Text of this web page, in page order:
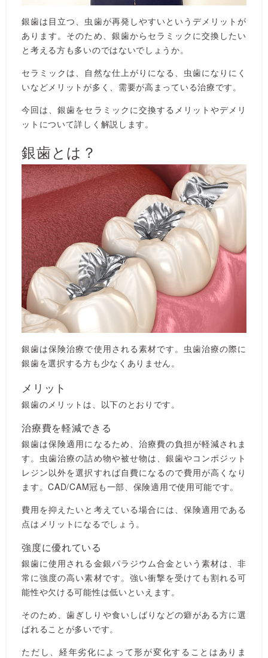
銀歯は目立つ、虫歯が再発しやすいというデメリットが
あります。そのため、銀歯からセラミックに交換したい
と考える方も多いのではないでしょうか。
セラミックは、自然な仕上がりになる、虫歯になりにく
いなどメリットが多く、需要が高まっている治療です。
今回は、銀歯をセラミックに交換するメリットやデメリ
ットについて詳しく解説します。
銀歯とは？
銀歯は保険治療で使用される素材です。虫歯治療の際に
銀歯を選択する方も少なくありません。
メリット
銀歯のメリットは、以下のとおりです。
治療費を軽減できる
銀歯は保険適用になるため、治療費の負担が軽減されま
す。虫歯治療の詰め物や被せ物は、銀歯やコンポジット
レジン以外を選択すれば自費になるので費用が高くなり
ます。CAD/CAM冠も一部、保険適用で使用可能です。
費用を抑えたいと考えている場合には、保険適用である
点はメリットになるでしょう。
強度に優れている
銀歯に使用される金銀パラジウム合金という素材は、非
常に強度の高い素材です。強い衝撃を受けても割れる可
能性や欠ける可能性は低いといえます。
そのため、歯ぎしりや食いしばりなどの癖がある方に選
ばれることが多いです。
ただし、経年劣化によって形が変化することはありま